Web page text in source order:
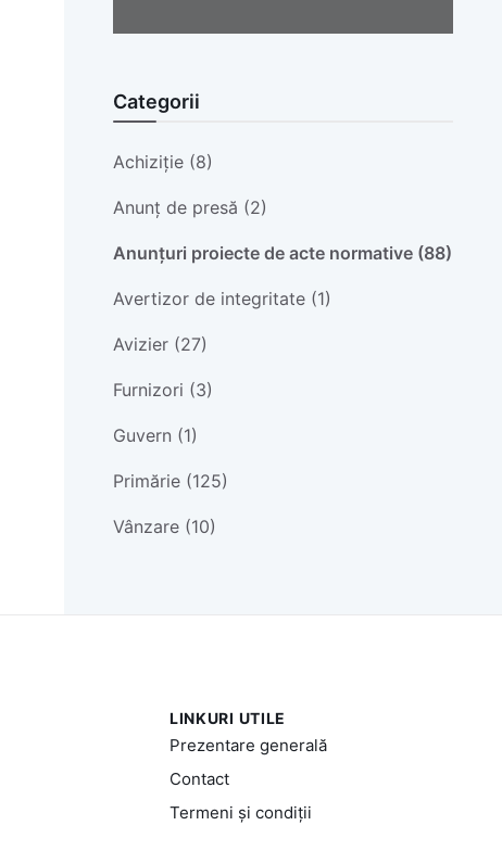
Categorii
Achiziție (8)
Anunț de presă (2)
Anunțuri proiecte de acte normative (88)
Avertizor de integritate (1)
Avizier (27)
Furnizori (3)
Guvern (1)
Primărie (125)
Vânzare (10)
LINKURI UTILE
Prezentare generală
Contact
Termeni și condiții